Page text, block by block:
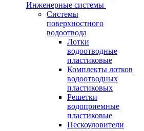
Инженерные системы
Системы
поверхностного
водоотвода
Лотки
водоотводные
пластиковые
Комплекты лотков
водоотводных
пластиковых
Решетки
водоприемные
пластиковые
Пескоуловители